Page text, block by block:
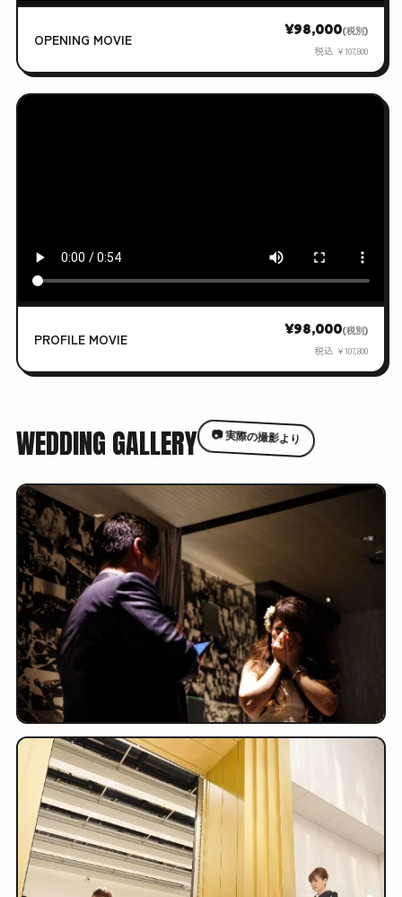
OPENING MOVIE
¥98,000(税別)
税込 ¥107,800
PROFILE MOVIE
¥98,000(税別)
税込 ¥107,800
WEDDING GALLERY 📷 実際の撮影より